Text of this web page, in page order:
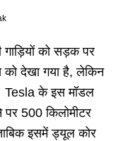
को सड़क पर
को देखा गया है, लेकिन
Tesla के इस मॉडल
500 किलोमीटर
इसमें ड्यूल कोर